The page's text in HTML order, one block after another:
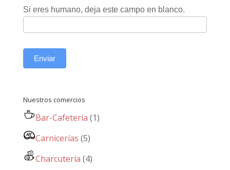
Si eres humano, deja este campo en blanco.
Enviar
Nuestros comercios
Bar-Cafetería (1)
Carnicerías (5)
Charcutería (4)